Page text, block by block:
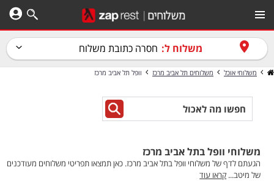
משלוח ל: חסרה כתובת משלוח
משלוחי אוכל משלוחים תל אביב מרכז וופל תל אביב מרכז
משלוחי וופל בתל אביב מרכז
הגעתם לדף של משלוחי וופל בתל אביב מרכז. כאן תמצאו תפריטי משלוחים מעודכנים
של מיטב... קראו עוד